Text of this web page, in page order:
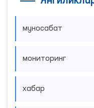
муносабат
мониторинг
хабар